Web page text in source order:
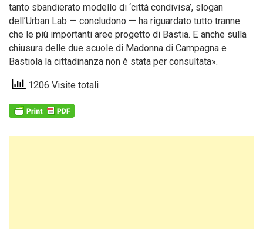
tanto sbandierato modello di ‘città condivisa’, slogan
dell’Urban Lab — concludono — ha riguardato tutto tranne
che le più importanti aree progetto di Bastia. E anche sulla
chiusura delle due scuole di Madonna di Campagna e
Bastiola la cittadinanza non è stata per consultata».
1206 Visite totali